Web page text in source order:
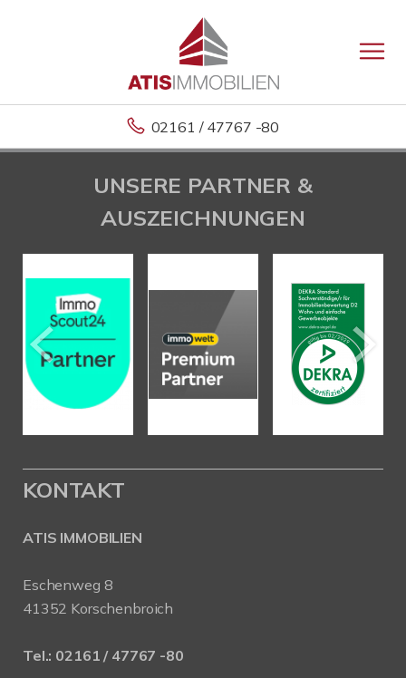
02161 / 47767 -80
UNSERE PARTNER &
AUSZEICHNUNGEN
KONTAKT
ATIS IMMOBILIEN
Eschenweg 8
41352 Korschenbroich
Tel.: 02161 / 47767 -80